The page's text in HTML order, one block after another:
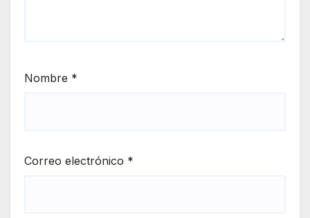
Nombre *
Correo electrónico *